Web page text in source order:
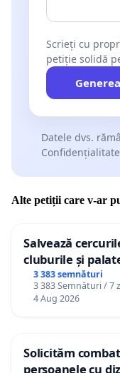
Scrieți cu
petiție solidă
Datele dvs.
Alte petiții care v-ar
Salvează
cluburile și
3 383 semnături
3 383 Semnături / 7
4 Aug 2026
Solicităm
persoanele cu